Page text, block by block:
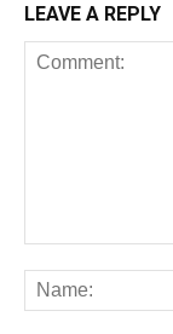
LEAVE A REPLY